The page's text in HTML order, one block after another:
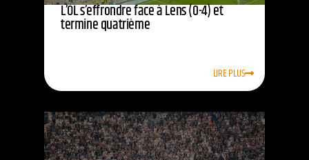
L’OL s’effrondre face à Lens (0-4) et
termine quatrième
LIRE PLUS